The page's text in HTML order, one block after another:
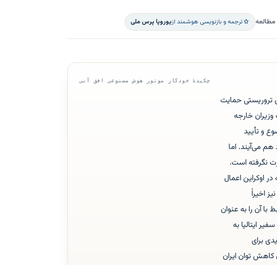
ترجمه و بازنویسی هوشمند ازیوروپا پرس ملی
چکیدهٔ خودکار موتور هوش مصنوعی افق آبی
تروریستی حمایت
خارجه
و تأیید
می‌آیند. اما
نگرفته است.
اوکراین اعمال
اخیراً
آن را به عنوان
ایتالیا به
برای
توان ایران